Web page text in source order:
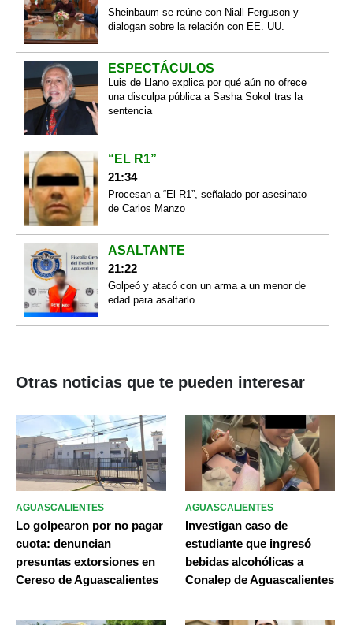
Sheinbaum se reúne con Niall Ferguson y
dialogan sobre la relación con EE. UU.
ESPECTÁCULOS
Luis de Llano explica por qué aún no ofrece
una disculpa pública a Sasha Sokol tras la
sentencia
“EL R1”
21:34
Procesan a “El R1”, señalado por asesinato
de Carlos Manzo
ASALTANTE
21:22
Golpeó y atacó con un arma a un menor de
edad para asaltarlo
Otras noticias que te pueden interesar
AGUASCALIENTES
Lo golpearon por no pagar
cuota: denuncian
presuntas extorsiones en
Cereso de Aguascalientes
AGUASCALIENTES
Investigan caso de
estudiante que ingresó
bebidas alcohólicas a
Conalep de Aguascalientes